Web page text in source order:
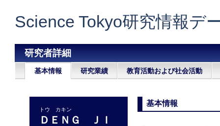
Science Tokyo研究情報デ
研究者詳細
基本情報 研究業績 教育活動および社会活動
トウ カキン
ＤＥＮＧ ＪＩ
基本情報